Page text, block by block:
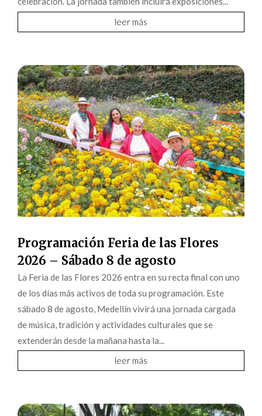
leer más
Programación Feria de las Flores
2026 – Sábado 8 de agosto
La Feria de las Flores 2026 entra en su recta final con uno
de los días más activos de toda su programación. Este
sábado 8 de agosto, Medellín vivirá una jornada cargada
de música, tradición y actividades culturales que se
extenderán desde la mañana hasta la...
leer más